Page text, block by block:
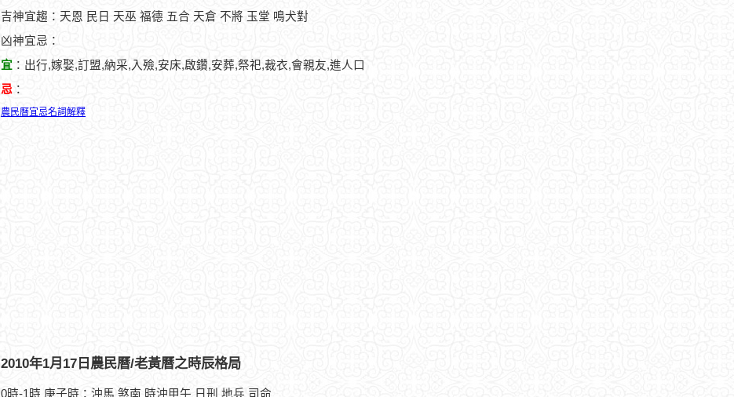
吉神宜趨：天恩 民日 天巫 福德 五合 天倉 不將 玉堂 鳴犬對
凶神宜忌：
宜 ：出行,嫁娶,訂盟,納采,入殮,安床,啟鑽,安葬,祭祀,裁衣,會親友,進人口
忌 ：
農民曆宜忌名詞解釋
2010年1月17日農民曆/老黃曆之時辰格局
0時-1時 庚子時：沖馬 煞南 時沖甲午 日刑 地兵 司命